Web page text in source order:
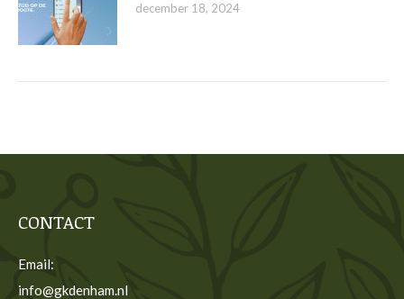
december 18, 2024
CONTACT
Email:
info@gkdenham.nl